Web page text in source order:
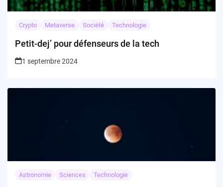
Crypto Metaverse Société Technologie
Petit-dej’ pour défenseurs de la tech
1 septembre 2024
Astronomie Sciences Technologie